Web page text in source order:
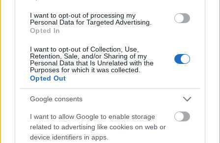
I want to opt-out of processing my
Personal Data for Targeted Advertising.
Opted In
I want to opt-out of Collection, Use,
Retention, Sale, and/or Sharing of my
Personal Data that Is Unrelated with the
Purposes for which it was collected.
Opted Out
Google consents
I want to allow Google to enable storage
related to advertising like cookies on web or
device identifiers in apps.
Az Amerikai Egyesült Államok támadást indított
kontinensünk, Európa, Európa népei, a tradicionális
keresztény Európa ellen.Háborúkat nem csak ...